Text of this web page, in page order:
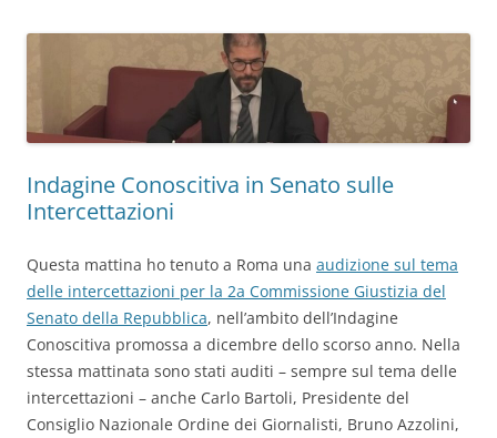
Indagine Conoscitiva in Senato sulle
Intercettazioni
Questa mattina ho tenuto a Roma una audizione sul tema
delle intercettazioni per la 2a Commissione Giustizia del
Senato della Repubblica, nell’ambito dell’Indagine
Conoscitiva promossa a dicembre dello scorso anno. Nella
stessa mattinata sono stati auditi – sempre sul tema delle
intercettazioni – anche Carlo Bartoli, Presidente del
Consiglio Nazionale Ordine dei Giornalisti, Bruno Azzolini,